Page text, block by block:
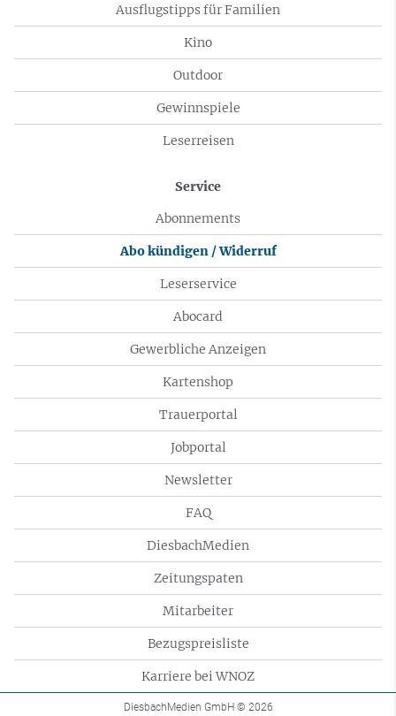
Ausflugstipps für Familien
Kino
Outdoor
Gewinnspiele
Leserreisen
Service
Abonnements
Abo kündigen / Widerruf
Leserservice
Abocard
Gewerbliche Anzeigen
Kartenshop
Trauerportal
Jobportal
Newsletter
FAQ
DiesbachMedien
Zeitungspaten
Mitarbeiter
Bezugspreisliste
Karriere bei WNOZ
DiesbachMedien GmbH © 2026